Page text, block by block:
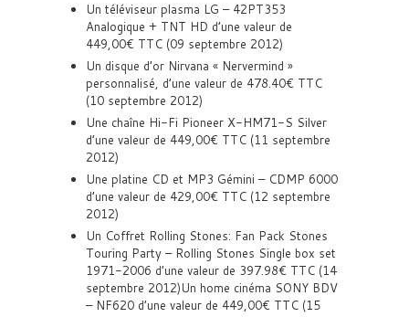
Un téléviseur plasma LG – 42PT353
Analogique + TNT HD d’une valeur de
449,00€ TTC (09 septembre 2012)
Un disque d’or Nirvana « Nervermind »
personnalisé, d’une valeur de 478.40€ TTC
(10 septembre 2012)
Une chaîne Hi-Fi Pioneer X-HM71-S Silver
d’une valeur de 449,00€ TTC (11 septembre
2012)
Une platine CD et MP3 Gémini – CDMP 6000
d’une valeur de 429,00€ TTC (12 septembre
2012)
Un Coffret Rolling Stones: Fan Pack Stones
Touring Party – Rolling Stones Single box set
1971-2006 d’une valeur de 397.98€ TTC (14
septembre 2012)Un home cinéma SONY BDV
– NF620 d’une valeur de 449,00€ TTC (15